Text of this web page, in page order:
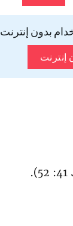
بدون إنترنت
إنترنت